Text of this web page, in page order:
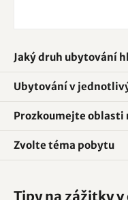
Jaký druh ubytování
Ubytování v
Prozkoumejte oblasti
Zvolte téma pobytu
Tipy na zážitky v